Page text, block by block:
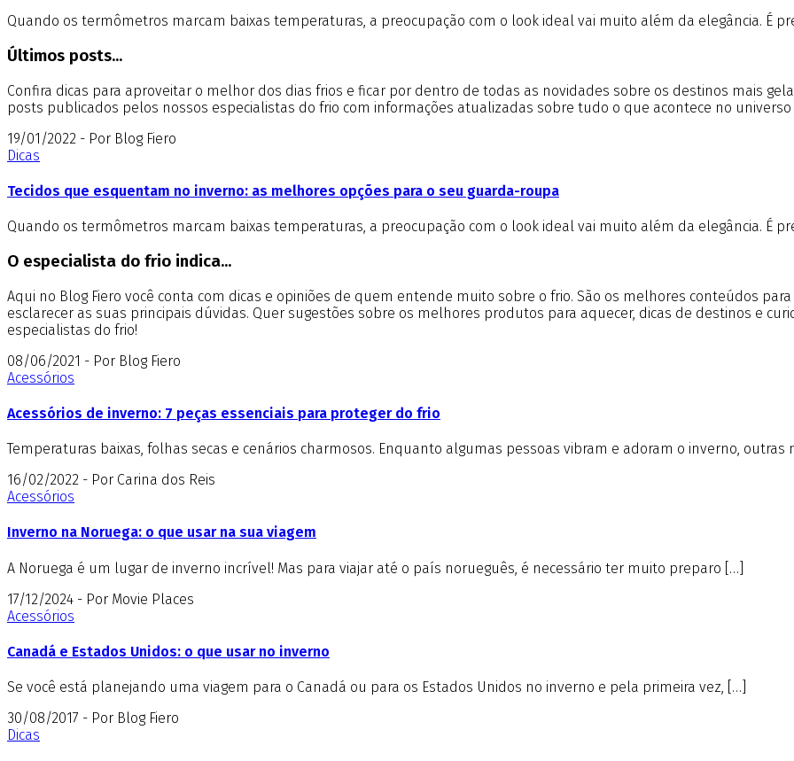
Quando os termômetros marcam baixas temperaturas, a preocupação com o look ideal vai muito além da elegância. É
Últimos posts...
Confira dicas para aproveitar o melhor dos dias frios e ficar por dentro de todas as novidades sobre os destinos mais
posts publicados pelos nossos especialistas do frio com informações atualizadas sobre tudo o que acontece no
19/01/2022 - Por Blog Fiero
Dicas
Tecidos que esquentam no inverno: as melhores opções para o seu guarda-roupa
Quando os termômetros marcam baixas temperaturas, a preocupação com o look ideal vai muito além da elegância. É
O especialista do frio indica...
Aqui no Blog Fiero você conta com dicas e opiniões de quem entende muito sobre o frio. São os melhores conteúdos
esclarecer as suas principais dúvidas. Quer sugestões sobre os melhores produtos para aquecer, dicas de destinos e
especialistas do frio!
08/06/2021 - Por Blog Fiero
Acessórios
Acessórios de inverno: 7 peças essenciais para proteger do frio
Temperaturas baixas, folhas secas e cenários charmosos. Enquanto algumas pessoas vibram e adoram o inverno, outras
16/02/2022 - Por Carina dos Reis
Acessórios
Inverno na Noruega: o que usar na sua viagem
A Noruega é um lugar de inverno incrível! Mas para viajar até o país norueguês, é necessário ter muito preparo […]
17/12/2024 - Por Movie Places
Acessórios
Canadá e Estados Unidos: o que usar no inverno
Se você está planejando uma viagem para o Canadá ou para os Estados Unidos no inverno e pela primeira vez, […]
30/08/2017 - Por Blog Fiero
Dicas